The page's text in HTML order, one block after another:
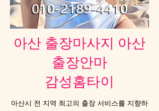
아산 출장마사지 아산
출장안마
감성홈타이
아산시 전 지역 최고의 출장 서비스를 지향하